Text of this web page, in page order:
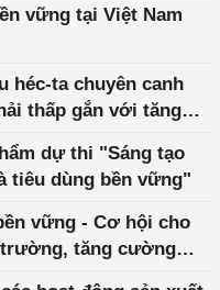
vững tại Việt Nam
héc-ta chuyên canh
thấp gắn với tăng
dự thi "Sáng tạo
tiêu dùng bền vững"
vững - Cơ hội cho
tăng cường